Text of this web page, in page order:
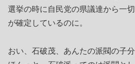
選挙の時に自民党の県議達から一
が確定しているのに。
おい、石破茂、あんたの派閥の子分